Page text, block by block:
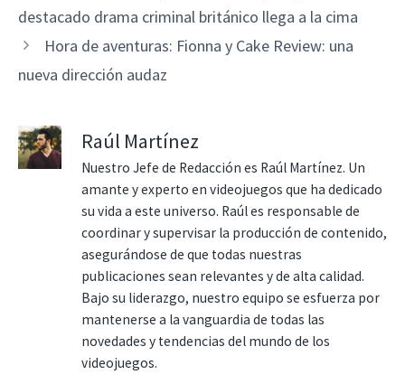
destacado drama criminal británico llega a la cima
Hora de aventuras: Fionna y Cake Review: una
nueva dirección audaz
Raúl Martínez
Nuestro Jefe de Redacción es Raúl Martínez. Un
amante y experto en videojuegos que ha dedicado
su vida a este universo. Raúl es responsable de
coordinar y supervisar la producción de contenido,
asegurándose de que todas nuestras
publicaciones sean relevantes y de alta calidad.
Bajo su liderazgo, nuestro equipo se esfuerza por
mantenerse a la vanguardia de todas las
novedades y tendencias del mundo de los
videojuegos.